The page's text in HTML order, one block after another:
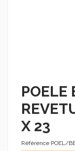
POELE
X 23
Référence POEL/